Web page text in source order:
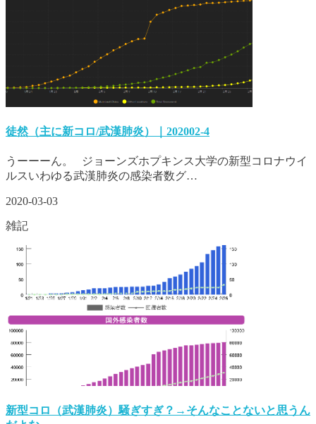
徒然（主に新コロ/武漢肺炎）｜202002-4
うーーーん。 ジョーンズホプキンス大学の新型コロナウイ
ルスいわゆる武漢肺炎の感染者数グ…
2020-03-03
雑記
新型コロ（武漢肺炎）騒ぎすぎ？→そんなことないと思うん